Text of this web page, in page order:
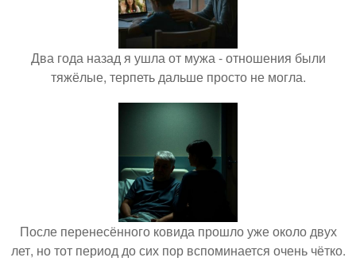
Два года назад я ушла от мужа - отношения были
тяжёлые, терпеть дальше просто не могла.
После перенесённого ковида прошло уже около двух
лет, но тот период до сих пор вспоминается очень чётко.